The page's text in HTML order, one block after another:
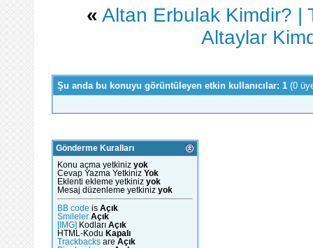
« Altan Erbulak Kimdir? |
Altaylar
Şu anda bu konuyu görüntüleyen etkin kullanıcılar: 1 (0
Gönderme Kuralları
Konu açma yetkiniz yok
Cevap Yazma Yetkiniz Yok
Eklenti ekleme yetkiniz yok
Mesaj düzenleme yetkiniz yok
BB code is Açık
Smileler Açık
[IMG] Kodları Açık
HTML-Kodu Kapalı
Trackbacks are Açık